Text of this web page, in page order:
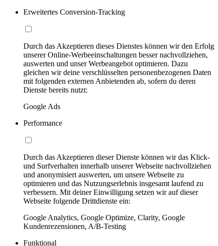
Erweitertes Conversion-Tracking
Durch das Akzeptieren dieses Dienstes können wir den Erfolg
unserer Online-Werbeeinschaltungen besser nachvollziehen,
auswerten und unser Werbeangebot optimieren. Dazu
gleichen wir deine verschlüsselten personenbezogenen Daten
mit folgenden externen Anbietenden ab, sofern du deren
Dienste bereits nutzt:
Google Ads
Performance
Durch das Akzeptieren dieser Dienste können wir das Klick-
und Surfverhalten innerhalb unserer Webseite nachvollziehen
und anonymisiert auswerten, um unsere Webseite zu
optimieren und das Nutzungserlebnis insgesamt laufend zu
verbessern. Mit deiner Einwilligung setzen wir auf dieser
Webseite folgende Drittdienste ein:
Google Analytics, Google Optimize, Clarity, Google
Kundenrezensionen, A/B-Testing
Funktional